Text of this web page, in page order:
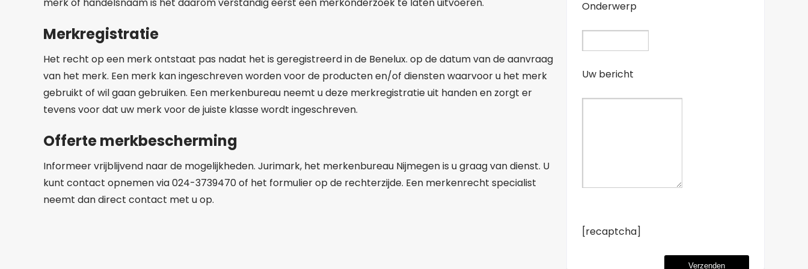
Merkregistratie
Het recht op een merk ontstaat pas nadat het is geregistreerd in de Benelux. op de datum van de aanvraag
van het merk. Een merk kan ingeschreven worden voor de producten en/of diensten waarvoor u het merk
gebruikt of wil gaan gebruiken. Een merkenbureau neemt u deze merkregistratie uit handen en zorgt er
tevens voor dat uw merk voor de juiste klasse wordt ingeschreven.
Offerte merkbescherming
Informeer vrijblijvend naar de mogelijkheden. Jurimark, het merkenbureau Nijmegen is u graag van dienst. U
kunt contact opnemen via 024-3739470 of het formulier op de rechterzijde. Een merkenrecht specialist
neemt dan direct contact met u op.
Onderwerp
Uw bericht
[recaptcha]